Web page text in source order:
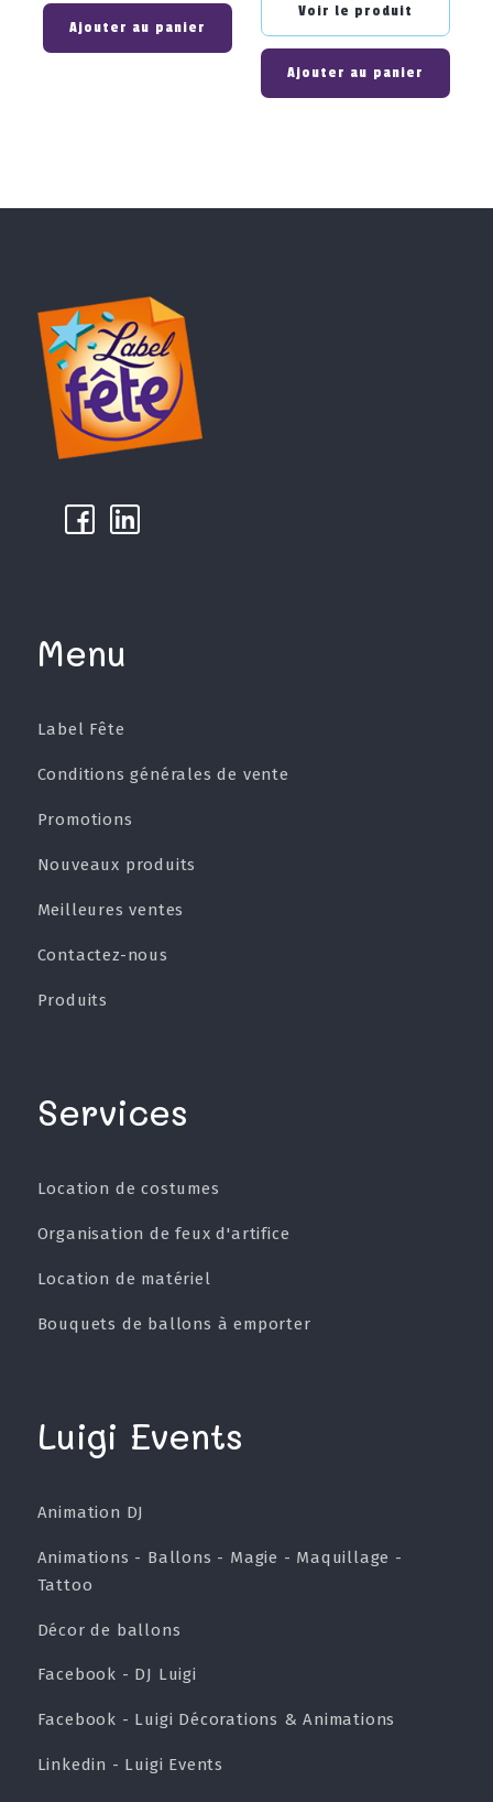
Ajouter au panier
Voir le produit
Ajouter au panier
k µ
Menu
Label Fête
Conditions générales de vente
Promotions
Nouveaux produits
Meilleures ventes
Contactez-nous
Produits
Services
Location de costumes
Organisation de feux d'artifice
Location de matériel
Bouquets de ballons à emporter
Luigi Events
Animation DJ
Animations - Ballons - Magie - Maquillage -
Tattoo
Décor de ballons
Facebook - DJ Luigi
Facebook - Luigi Décorations & Animations
Linkedin - Luigi Events